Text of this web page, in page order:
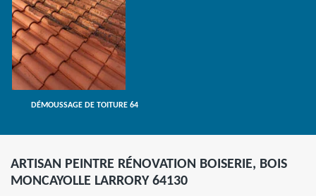
DÉMOUSSAGE DE TOITURE 64
ARTISAN PEINTRE RÉNOVATION BOISERIE, BOIS
MONCAYOLLE LARRORY 64130